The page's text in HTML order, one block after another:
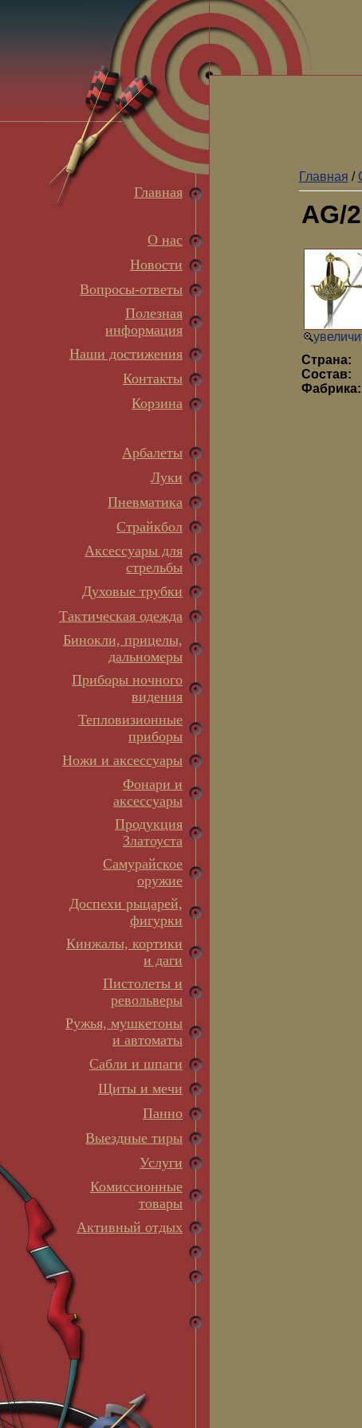
Главная
О нас
Новости
Вопросы-ответы
Полезная
информация
Наши достижения
Контакты
Корзина
Арбалеты
Луки
Пневматика
Страйкбол
Аксессуары для
стрельбы
Духовые трубки
Тактическая одежда
Бинокли, прицелы,
дальномеры
Приборы ночного
видения
Тепловизионные
приборы
Ножи и аксессуары
Фонари и
аксессуары
Продукция
Златоуста
Самурайское
оружие
Доспехи рыцарей,
фигурки
Кинжалы, кортики
и даги
Пистолеты и
револьверы
Ружья, мушкетоны
и автоматы
Сабли и шпаги
Щиты и мечи
Панно
Выездные тиры
Услуги
Комиссионные
товары
Активный отдых
Главная /
AG/
Страна:
Состав: